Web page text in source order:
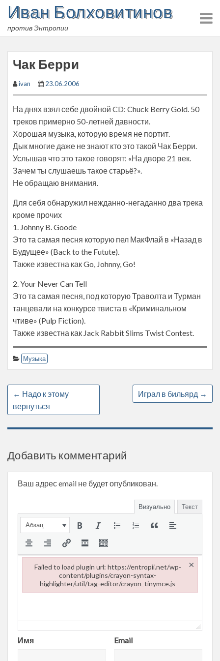
Skip
content
Иван Болховитинов
против Энтропии
Чак Берри
ivan 23.06.2006
На днях взял себе двойной CD: Chuck Berry Gold. 50
треков примерно 50-летней давности.
Хорошая музыка, которую время не портит.
Дык многие даже не знают кто это такой Чак Берри.
Услышав что это такое говорят: «На дворе 21 век.
Зачем ты слушаешь такое старьё?».
Не обращаю внимания.
Для себя обнаружил нежданно-негаданно два трека
кроме прочих
1. Johnny B. Goode
Это та самая песня которую пел МакФлай в «Назад в
Будущее» (Back to the Futute).
Также известна как Go, Johnny, Go!
2. Your Never Can Tell
Это та самая песня, под которую Траволта и Турман
танцевали на конкурсе твиста в «Криминальном
чтиве» (Pulp Fiction).
Также известна как Jack Rabbit Slims Twist Contest.
Музыка
← Надо к этому
вернуться
Играл в бильярд →
Добавить комментарий
Ваш адрес email не будет опубликован.
Визуально Текст
Абзац
Имя Email
Failed to load plugin url: https://entropii.net/wp-
content/plugins/crayon-syntax-
highlighter/util/tag-editor/crayon_tinymce.js
×
Failed to load plugin url: https://entropii.net/wp-content/